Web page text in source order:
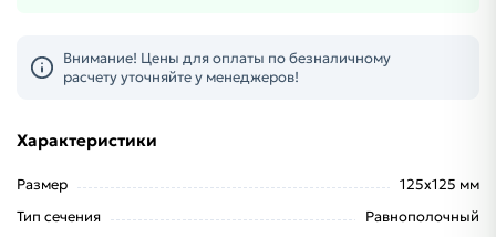
Внимание! Цены для оплаты по безналичному
расчету уточняйте у менеджеров!
Характеристики
Размер
125х125 мм
Тип сечения
Равнополочный